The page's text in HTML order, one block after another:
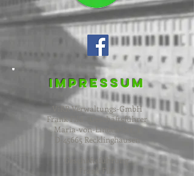
Impressum
ViRR Verwaltungs-GmbH
Frank Fild - Geschäftsführer
Maria-von-Linden-Str. 1
D-45665 Recklinghausen
Geschäftsführung:
Frank Fild